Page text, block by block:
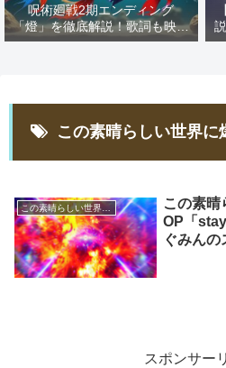
呪術廻戦2期エンディング
「燈」を徹底解説！歌詞も映像
も解説しちゃいます！
この素晴らしい世界に
この素晴らしい世界に爆焔を
この素晴
OP「
ぐみんの
スポンサー